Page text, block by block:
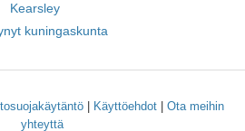
Kearsley
kuningaskunta
| Käyttöehdot| Ota meihin
yhteyttä